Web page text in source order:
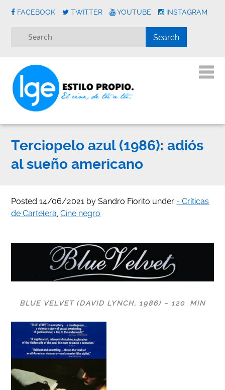
FACEBOOK TWITTER YOUTUBE INSTAGRAM
Terciopelo azul (1986): adiós
al sueño americano
Posted14/06/2021 bySandro Fiorito under - Críticas
de Cartelera,Cine negro
BLUE VELVET (DAVID LYNCH, 1986) – 120 MIN